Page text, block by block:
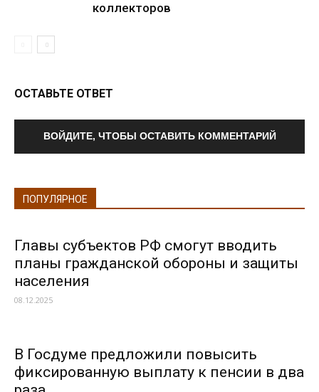
коллекторов
ОСТАВЬТЕ ОТВЕТ
ВОЙДИТЕ, ЧТОБЫ ОСТАВИТЬ КОММЕНТАРИЙ
ПОПУЛЯРНОЕ
Главы субъектов РФ смогут вводить
планы гражданской обороны и защиты
населения
08.12.2025
В Госдуме предложили повысить
фиксированную выплату к пенсии в два